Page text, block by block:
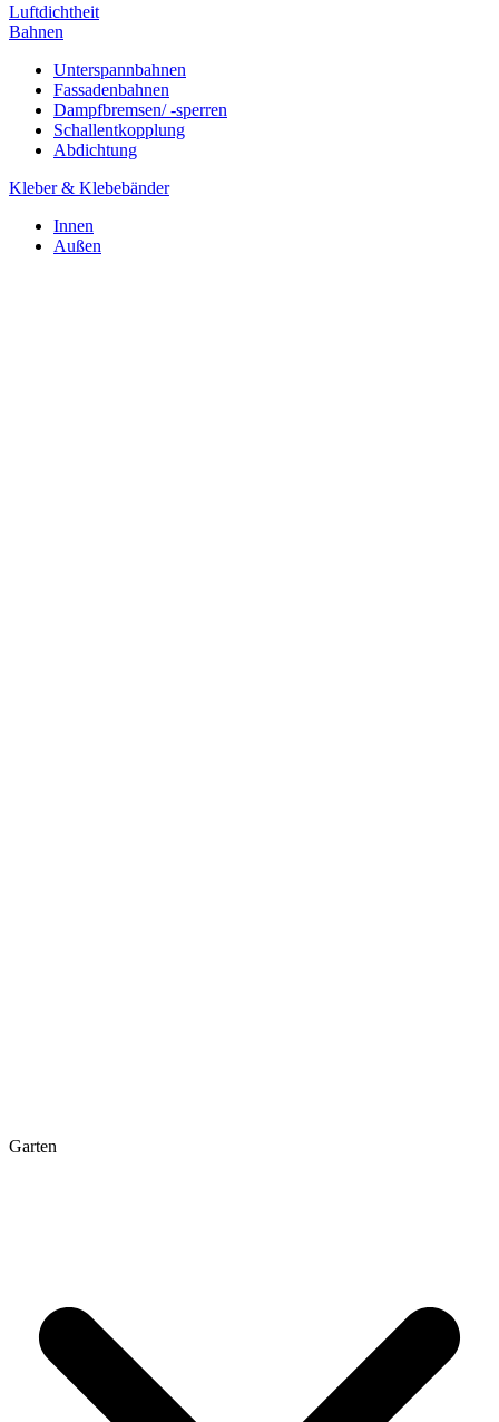
Luftdichtheit
Bahnen
Unterspannbahnen
Fassadenbahnen
Dampfbremsen/ -sperren
Schallentkopplung
Abdichtung
Kleber & Klebebänder
Innen
Außen
Garten